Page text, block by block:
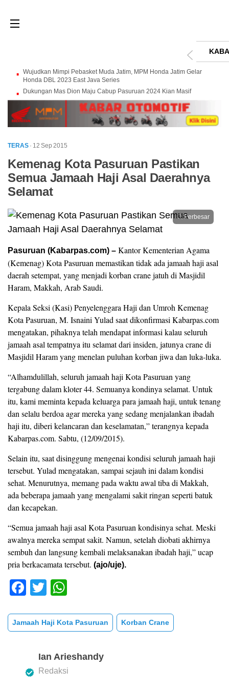
Wujudkan Mimpi Pebasket Muda Jatim, MPM Honda Jatim Gelar
Honda DBL 2023 East Java Series
Dukungan Mas Dion Maju Cabup Pasuruan 2024 Kian Masif
TERAS · 12 Sep 2015
Kemenag Kota Pasuruan Pastikan
Semua Jamaah Haji Asal Daerahnya
Selamat
Perbesar
Pasuruan (Kabarpas.com) – Kantor Kementerian Agama
(Kemenag) Kota Pasuruan memastikan tidak ada jamaah haji asal
daerah setempat, yang menjadi korban crane jatuh di Masjidil
Haram, Makkah, Arab Saudi.
Kepala Seksi (Kasi) Penyelenggara Haji dan Umroh Kemenag
Kota Pasuruan, M. Isnaini Yulad saat dikonfirmasi Kabarpas.com
mengatakan, pihaknya telah mendapat informasi kalau seluruh
jamaah asal tempatnya itu selamat dari insiden, jatunya crane di
Masjidil Haram yang menelan puluhan korban jiwa dan luka-luka.
“Alhamdulillah, seluruh jamaah haji Kota Pasuruan yang
tergabung dalam kloter 44. Semuanya kondinya selamat. Untuk
itu, kami meminta kepada keluarga para jamaah haji, untuk tenang
dan selalu berdoa agar mereka yang sedang menjalankan ibadah
haji itu, diberi kelancaran dan keselamatan,” terangnya kepada
Kabarpas.com. Sabtu, (12/09/2015).
Selain itu, saat disinggung mengenai kondisi seluruh jamaah haji
tersebut. Yulad mengatakan, sampai sejauh ini dalam kondisi
sehat. Menurutnya, memang pada waktu awal tiba di Makkah,
ada beberapa jamaah yang mengalami sakit ringan seperti batuk
dan kecapekan.
“Semua jamaah haji asal Kota Pasuruan kondisinya sehat. Meski
awalnya mereka sempat sakit. Namun, setelah diobati akhirnya
sembuh dan langsung kembali melaksanakan ibadah haji,” ucap
pria berkacamata tersebut. (ajo/uje).
F
c
e
o
T
tt
er
at
s
A
p
Jamaah Haji Kota Pasuruan Korban Crane
Ian Arieshandy
Redaksi